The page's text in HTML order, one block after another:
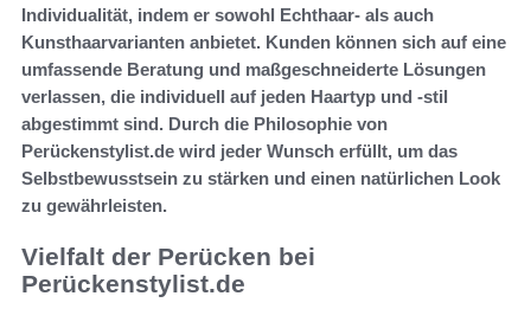
Individualität, indem er sowohl Echthaar- als auch
Kunsthaarvarianten anbietet. Kunden können sich auf eine
umfassende Beratung und maßgeschneiderte Lösungen
verlassen, die individuell auf jeden Haartyp und -stil
abgestimmt sind. Durch die Philosophie von
Perückenstylist.de wird jeder Wunsch erfüllt, um das
Selbstbewusstsein zu stärken und einen natürlichen Look
zu gewährleisten.
Vielfalt der Perücken bei
Perückenstylist.de